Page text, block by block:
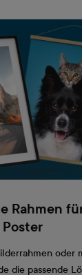
Rahmen
Poster
oder
die passende